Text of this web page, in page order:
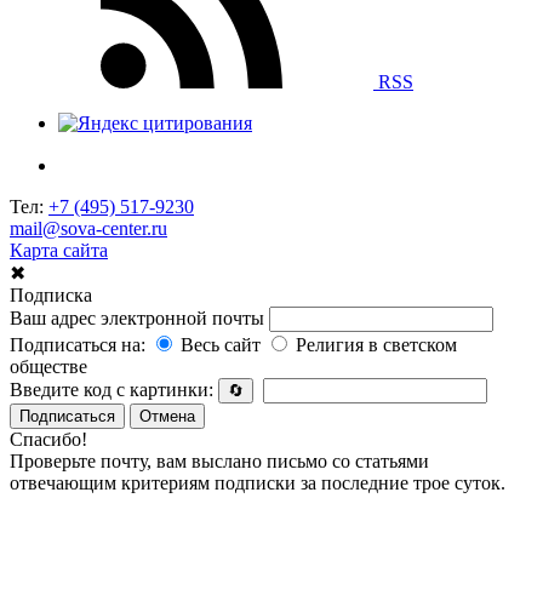
RSS
Тел: +7 (495) 517-9230
mail@sova-center.ru
Карта сайта
✖
Подписка
Ваш адрес электронной почты
Подписаться на:
Весь сайт
Религия в светском
обществе
Введите код с картинки:
🔄
Подписаться
Отмена
Спасибо!
Проверьте почту, вам выслано письмо со статьями
отвечающим критериям подписки за последние трое суток.